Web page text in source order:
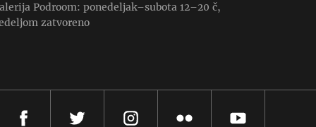
Podroom: ponedeljak–subota 12–20 č,
zatvoreno